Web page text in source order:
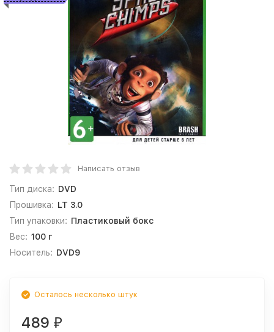
Написать отзыв
Тип диска: DVD
Прошивка: LT 3.0
Тип упаковки: Пластиковый бокс
Вес: 100 г
Носитель: DVD9
Осталось несколько штук
489 ₽